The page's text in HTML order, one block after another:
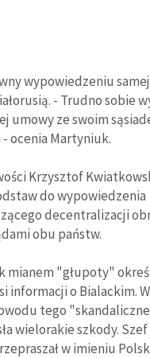
wypowiedzeniu
- Trudno sobie
umowy ze swoim
ocenia Martyniuk.
Krzysztof
do wypowiedzenia
decentralizacji
obu państw.
mianem "głupoty"
informacji o Bialackim.
tego
wielorakie szkody. Szef
w imieniu